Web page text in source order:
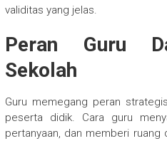
validitas yang jelas.
Peran Guru
Sekolah
Guru memegang peran
peserta didik. Cara guru
pertanyaan, dan memberi ruang